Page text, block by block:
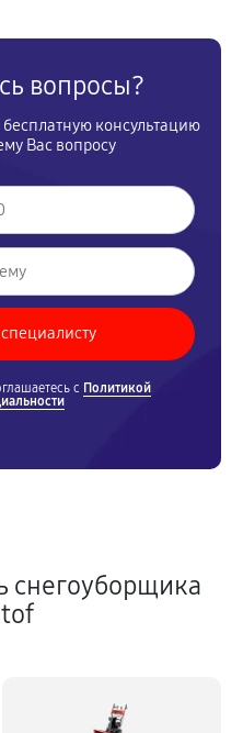
вопросы?
бесплатную консультацию
Вас вопросу
с Политикой
снегоуборщика